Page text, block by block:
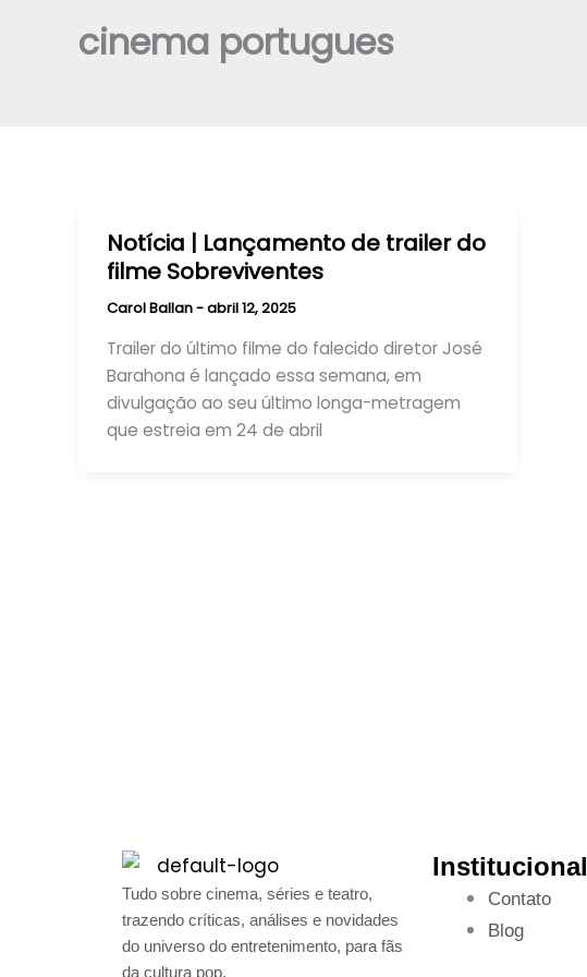
cinema portugues
Notícia | Lançamento de trailer do
filme Sobreviventes
Carol Ballan-abril 12, 2025
Trailer do último filme do falecido diretor José
Barahona é lançado essa semana, em
divulgação ao seu último longa-metragem
que estreia em 24 de abril
Tudo sobre cinema, séries e teatro,
trazendo críticas, análises e novidades
do universo do entretenimento, para fãs
da cultura pop.
Institucional
Contato
Blog